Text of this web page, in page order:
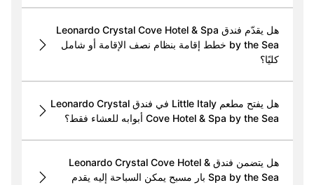
هل يقدّم فندق Leonardo Crystal Cove Hotel & Spa
by the Sea خطط إقامة بنظام نصف الإقامة أو شامل
كليًا؟
هل يفتح مطعم Little Italy في فندق Leonardo Crystal
Cove Hotel & Spa by the Sea أبوابه للعشاء فقط؟
هل يتضمن فندق Leonardo Crystal Cove Hotel &
Spa by the Sea بار مسبح يمكن السباحة إليه يقدم